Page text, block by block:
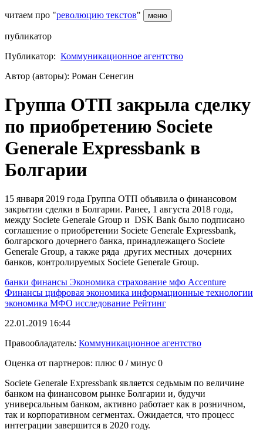
читаем про "революцию текстов" меню
публикатор
Публикатор: Коммуникационное агентство
Автор (авторы): Роман Сенегин
Группа ОТП закрыла сделку
по приобретению Societe
Generale Expressbank в
Болгарии
15 января 2019 года Группа ОТП объявила о финансовом
закрытии сделки в Болгарии. Ранее, 1 августа 2018 года,
между Societe Generale Group и DSK Bank было подписано
соглашение о приобретении Societe Generale Expressbank,
болгарского дочернего банка, принадлежащего Societe
Generale Group, а также ряда других местных дочерних
банков, контролируемых Societe Generale Group.
банки финансы Экономика страхование мфо Accenture
Финансы цифровая экономика информационные технологии
экономика МФО исследование Рейтинг
22.01.2019 16:44
Правообладатель: Коммуникационное агентство
Оценка от партнеров: плюс 0 / минус 0
Societe Generale Expressbank является седьмым по величине
банком на финансовом рынке Болгарии и, будучи
универсальным банком, активно работает как в розничном,
так и корпоративном сегментах. Ожидается, что процесс
интеграции завершится в 2020 году.